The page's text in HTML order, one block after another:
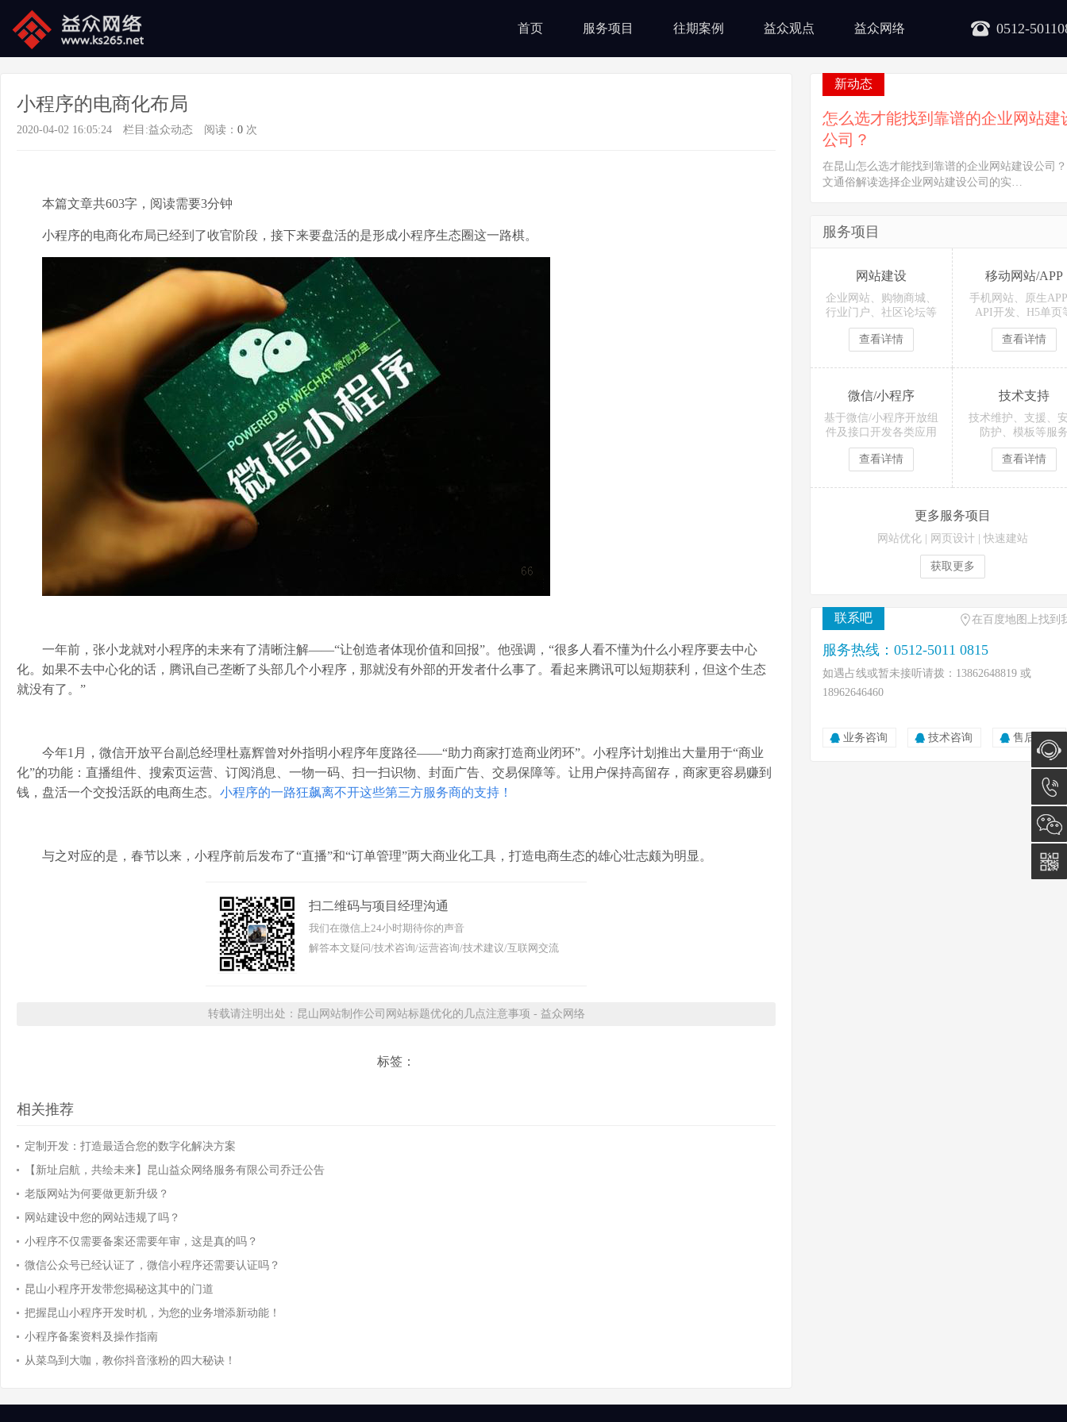
0512-
首页 服务项目 往期案例 益众观点 益众网络
小程序的电商化布局
2020-04-02 16:05:24 栏目:益众动态 阅读： 0 次
本篇文章共603字，阅读需要3分钟
小程序的电商化布局已经到了收官阶段，接下来要盘活的是形成小程序生态圈这一路棋。
一年前，张小龙就对小程序的未来有了清晰注解——“让创造者体现价值和回报”。他强调，“很多人看不懂为什么小程序要去中心
化。如果不去中心化的话，腾讯自己垄断了头部几个小程序，那就没有外部的开发者什么事了。看起来腾讯可以短期获利，但这个生态
就没有了。”
今年1月，微信开放平台副总经理杜嘉辉曾对外指明小程序年度路径——“助力商家打造商业闭环”。小程序计划推出大量用于“商业
化”的功能：直播组件、搜索页运营、订阅消息、一物一码、扫一扫识物、封面广告、交易保障等。让用户保持高留存，商家更容易赚到
钱，盘活一个交投活跃的电商生态。 小程序的一路狂飙离不开这些第三方服务商的支持！
与之对应的是，春节以来，小程序前后发布了“直播”和“订单管理”两大商业化工具，打造电商生态的雄心壮志颇为明显。
扫二维码与项目经理沟通
我们在微信上24小时期待你的声音
解答本文疑问/技术咨询/运营咨询/技术建议/互联网交流
转载请注明出处：昆山网站制作公司网站标题优化的几点注意事项 - 益众网络
标签：
相关推荐
定制开发：打造最适合您的数字化解决方案
【新址启航，共绘未来】昆山益众网络服务有限公司乔迁公告
老版网站为何要做更新升级？
网站建设中您的网站违规了吗？
小程序不仅需要备案还需要年审，这是真的吗？
微信公众号已经认证了，微信小程序还需要认证吗？
昆山小程序开发带您揭秘这其中的门道
把握昆山小程序开发时机，为您的业务增添新动能！
小程序备案资料及操作指南
从菜鸟到大咖，教你抖音涨粉的四大秘诀！
新动态
怎么选才能找到靠谱的企业网站建
公司？
在昆山怎么选才能找到靠谱的企业网站建设公司
文通俗解读选择企业网站建设公司的实…
服务项目
网站建设
企业网站、购物商城、
行业门户、社区论坛等
查看详情
移动网站/APP
手机网站、原生
API开发、H5单页
查看详情
微信/小程序
基于微信/小程序开放组
件及接口开发各类应用
查看详情
技术支持
技术维护、支援、
防护、模板等服
查看详情
更多服务项目
网站优化 网页设计 快速建站
获取更多
联系吧 在百度地图上找到
服务热线：0512-5011 0815
如遇占线或暂未接听请拨：13862648819 或
18962646460
业务咨询 技术咨询 售后服务
在线咨
询
0512-
5011